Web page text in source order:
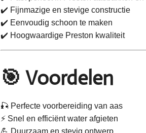
✔️ Fijnmazige en stevige constructie
✔️ Eenvoudig schoon te maken
✔️ Hoogwaardige Preston kwaliteit
🎯 Voordelen
🎣 Perfecte voorbereiding van aas
⚡ Snel en efficiënt water afgieten
💪 Duurzaam en stevig ontwerp